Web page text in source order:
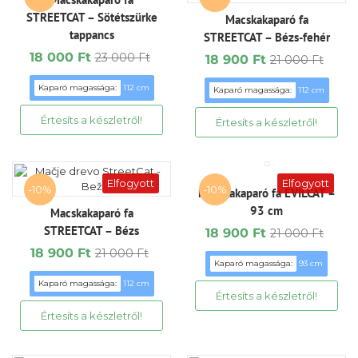
STREETCAT – Sötétszürke
tappancs
23 000Ft
Original
price
was:
23
000 Ft.
18 000 FtCurrent
price
is:
18
000 Ft.
Kaparó magassága: 112 cm
Macskakaparó fa
STREETCAT – Bézs-fehér
21 000Ft
Original
price
was:
21
000 Ft.
18 900 FtCurrent
price
is:
18
900 Ft.
Kaparó magassága: 112 cm
Elfogyott
-10%
Macskakaparó fa
STREETCAT – Bézs
21 000Ft
Original
price
was:
21
000 Ft.
18 900 FtCurrent
price
is:
18
900 Ft.
Kaparó magassága: 112 cm
Elfogyott
-10%
Macskakaparó fa EVILCAT –
93 cm
21 000Ft
Original
price
was:
21
000 Ft.
18 900 FtCurrent
price
is:
18
900 Ft.
Kaparó magassága: 93 cm